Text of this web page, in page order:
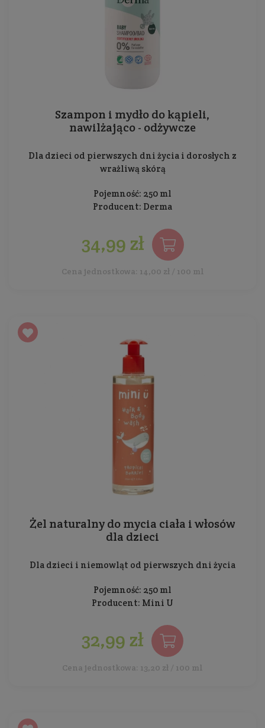
Szampon i mydło do kąpieli,
nawilżająco - odżywcze
Dla dzieci od pierwszych dni życia i dorosłych z
wrażliwą skórą
Pojemność: 250 ml
Producent: Derma
34,99 zł
Cena jednostkowa: 14,00 zł / 100 ml
Żel naturalny do mycia ciała i włosów
dla dzieci
Dla dzieci i niemowląt od pierwszych dni życia
Pojemność: 250 ml
Producent: Mini U
32,99 zł
Cena jednostkowa: 13,20 zł / 100 ml